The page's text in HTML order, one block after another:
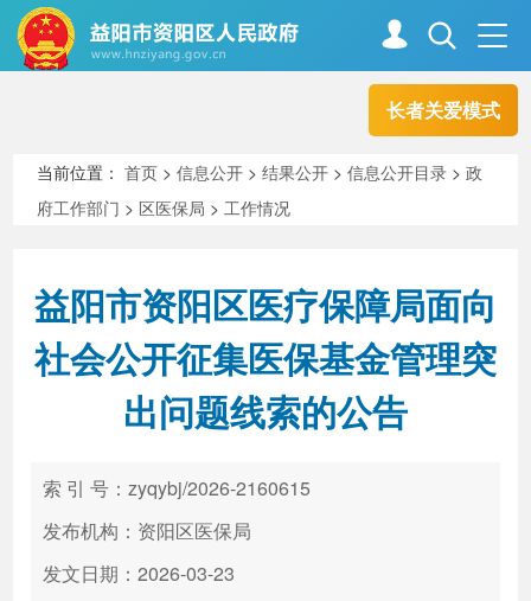
长者关爱模式
走进资阳
新闻中心 解读回应
政务服务 互动交流
高效办成一件事
当前位置：首页 >信息公开 >结果公开 >信息公开目录 >政
府工作部门 > 区医保局 >工作情况
益阳市资阳区医疗保障局面向
社会公开征集医保基金管理突
出问题线索的公告
索 引 号：zyqybj/2026-2160615
发布机构：资阳区医保局
发文日期：2026-03-23